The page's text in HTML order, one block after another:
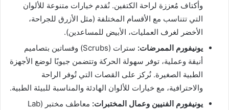
وأكتاف مُعززة لراحة الكتفين. نُقدم خيارات متنوعة للألوان
التي تتناسب مع الأقسام المختلفة (مثل الأزرق للجراحة،
الأخضر لغرف العمليات، الأبيض للمساعدين).
يونيفورم الممرضات:
سترات (Scrubs) وفساتين بتصاميم
أنيقة وعملية، توفر سهولة الحركة وتتضمن جيوبًا لوضع الأجهزة
الطبية الصغيرة. نُركز على القصات التي تُوفر الراحة
والاحترافية، مع خيارات للألوان الهادئة والمناسبة للبيئة الطبية.
يونيفورم الفنيين وعمال المختبرات:
معاطف مختبر (Lab